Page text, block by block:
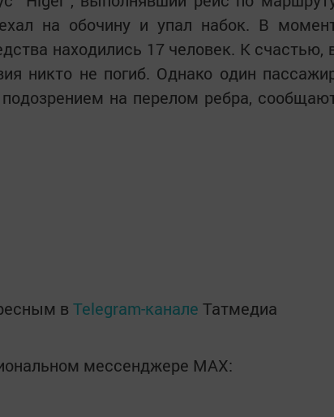
на обочину и упал набок. В
находились 17 человек. К счастью,
никто не погиб. Однако один
на перелом ребра,
в Telegram-канале Татмедиа
мессенджере MАХ: